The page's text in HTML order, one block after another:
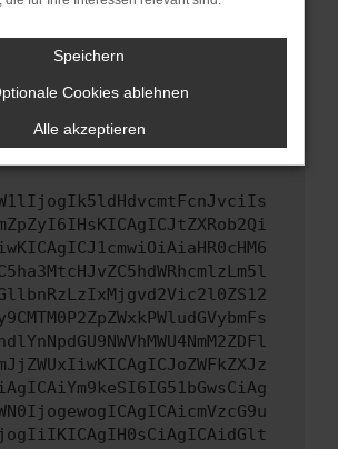
oben genannten Schritte versucht
das Problem zu beheben. Du kannst
Text schicken, um uns bei der
zu unterstützen:
Speichern
Cookies ablehnen
Alle akzeptieren